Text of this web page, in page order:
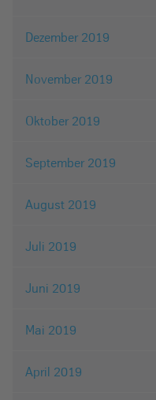
Dezember 2019
November 2019
Oktober 2019
September 2019
August 2019
Juli 2019
Juni 2019
Mai 2019
April 2019